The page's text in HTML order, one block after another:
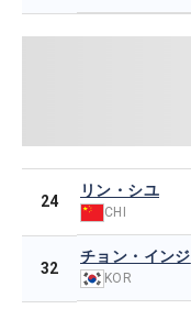
24
リン・シユ
CHI
32
チョン・インジ
KOR